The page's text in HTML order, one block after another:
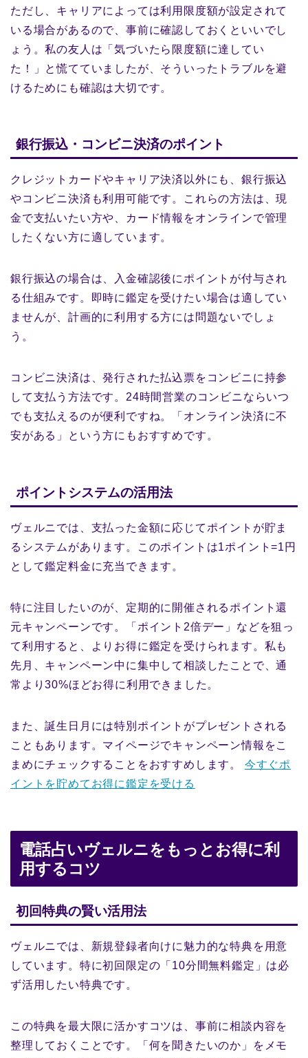
ただし、キャリアによっては利用限度額が設定されて
いる場合があるので、事前に確認しておくといいでし
ょう。私の友人は「気づいたら限度額に達してい
た！」と慌てていましたが、そういったトラブルを避
けるためにも確認は大切です。
銀行振込・コンビニ決済のポイント
クレジットカードやキャリア決済以外にも、銀行振込
やコンビニ決済も利用可能です。これらの方法は、現
金で支払いたい方や、カード情報をオンラインで管理
したくない方に適しています。
銀行振込の場合は、入金確認後にポイントが付与され
る仕組みです。即時に鑑定を受けたい場合は適してい
ませんが、計画的に利用する方には問題ないでしょ
う。
コンビニ決済は、発行された払込票をコンビニに持参
して支払う方法です。24時間営業のコンビニならいつ
でも支払えるのが便利ですね。「オンライン決済に不
安がある」という方にもおすすめです。
ポイントシステムの活用法
ヴェルニでは、支払った金額に応じてポイントが貯ま
るシステムがあります。このポイントは1ポイント=1円
として鑑定料金に充当できます。
特に注目したいのが、定期的に開催されるポイント還
元キャンペーンです。「ポイント2倍デー」などを狙っ
て利用すると、よりお得に鑑定を受けられます。私も
先月、キャンペーン中に集中して相談したことで、通
常より30%ほどお得に利用できました。
また、誕生日月には特別ポイントがプレゼントされる
こともあります。マイページでキャンペーン情報をこ
まめにチェックすることをおすすめします。 今すぐポ
イントを貯めてお得に鑑定を受ける
電話占いヴェルニをもっとお得に利
用するコツ
初回特典の賢い活用法
ヴェルニでは、新規登録者向けに魅力的な特典を用意
しています。特に初回限定の「10分間無料鑑定」は必
ず活用したい特典です。
この特典を最大限に活かすコツは、事前に相談内容を
整理しておくことです。「何を聞きたいのか」をメモ